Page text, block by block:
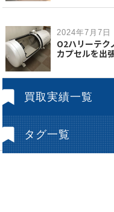
2024年7月7日
O2ハリーテク
カプセルを出
買取実績一覧
タグ一覧